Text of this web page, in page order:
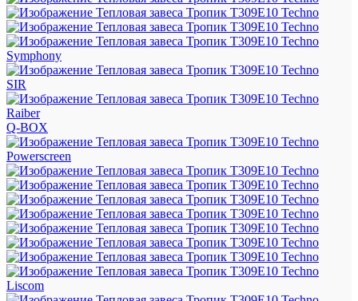
Symphony
SIR
Raiber
Q-BOX
Powerscreen
Liscom